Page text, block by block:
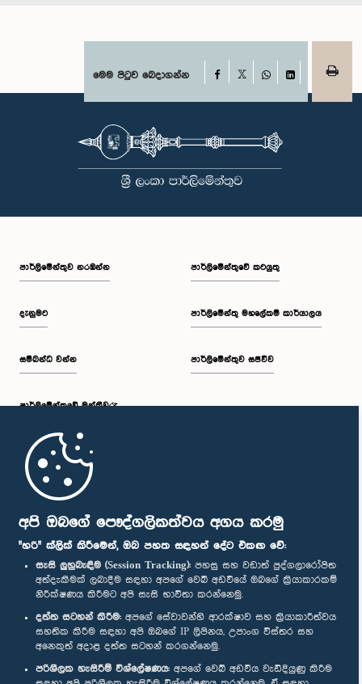
අපි ඔබගේ පෞද්ගලිකත්වය අගය කරමු
"හරි" ක්ලික් කිරීමෙන්, ඔබ පහත සඳහන් දේට එකඟ වේ:
සැසි ලුහුබැඳීම (Session Tracking): පහසු සහ වඩාත් පුද්ගලාරෝපිත
අත්දැකීමක් ලබාදීම සඳහා අපගේ වෙබ් අඩවියේ ඔබගේ ක්‍රියාකාරකම්
නිරීක්ෂණය කිරීමට අපි සැසි භාවිතා කරන්නෙමු.
දත්ත සටහන් කිරීම: අපගේ සේවාවන්හි ආරක්ෂාව සහ ක්‍රියාකාරීත්වය
සහතික කිරීම සඳහා අපි ඔබගේ IP ලිපිනය, උපාංග විස්තර සහ
අනෙකුත් අදාළ දත්ත සටහන් කරගන්නෙමු.
පරිශීලක හැසිරීම් විශ්ලේෂණය: අපගේ වෙබ් අඩවිය වැඩිදියුණු කිරීම
මෙම පිටුව බෙදාගන්න Facebook
WhatsAppLinkedIn
පාර්ලි‌මේන්තුව නරඹන්න
දැනුමට
සම්බන්ධ වන්න
පාර්ලි‌මේන්තුවේ මන්ත්‍රීවරු
මුල් පිටුව
පාර්ලිමේන්තුවේ කටයුතු
පාර්ලිමේන්තු මහලේකම් කාර්යාලය
පාර්ලිමේන්තුව සජීවීව
පාර්ලිමේන්තු ජංගම යෙදුම
අප හා සම්බන්ධ වී සිටින්න :
සම්මාන